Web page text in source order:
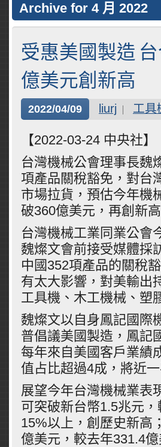
Archive for 4 月 2022
受惠美國製造
億美元創新高
2022/04/09 liurj 工具
【2022-03-24 中央社】
台灣機械公會理事長魏
項產品關稅豁免，對台
市場拉貨，預估今年機
破360億美元，再創新高
台灣機械工業同業公會
魏燦文會前接受媒體採
中國352項產品的關稅
有太大影響，對美輸出
工具機、木工機械、塑
魏燦文以自身鳳記國際
普倡議美國製造，鳳記
每年來自美國客戶業績
值占比超過4成，將近
展望今年台灣機械業表
可突破新台幣1.5兆元
15%以上，創歷史新高
億美元，較去年331.4